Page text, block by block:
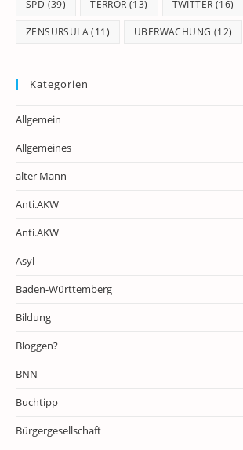
SPD (39) TERROR (13) TWITTER (16)
ZENSURSULA(11) ÜBERWACHUNG (12)
Kategorien
Allgemein
Allgemeines
alter Mann
Anti.AKW
Anti.AKW
Asyl
Baden-Württemberg
Bildung
Bloggen?
BNN
Buchtipp
Bürgergesellschaft